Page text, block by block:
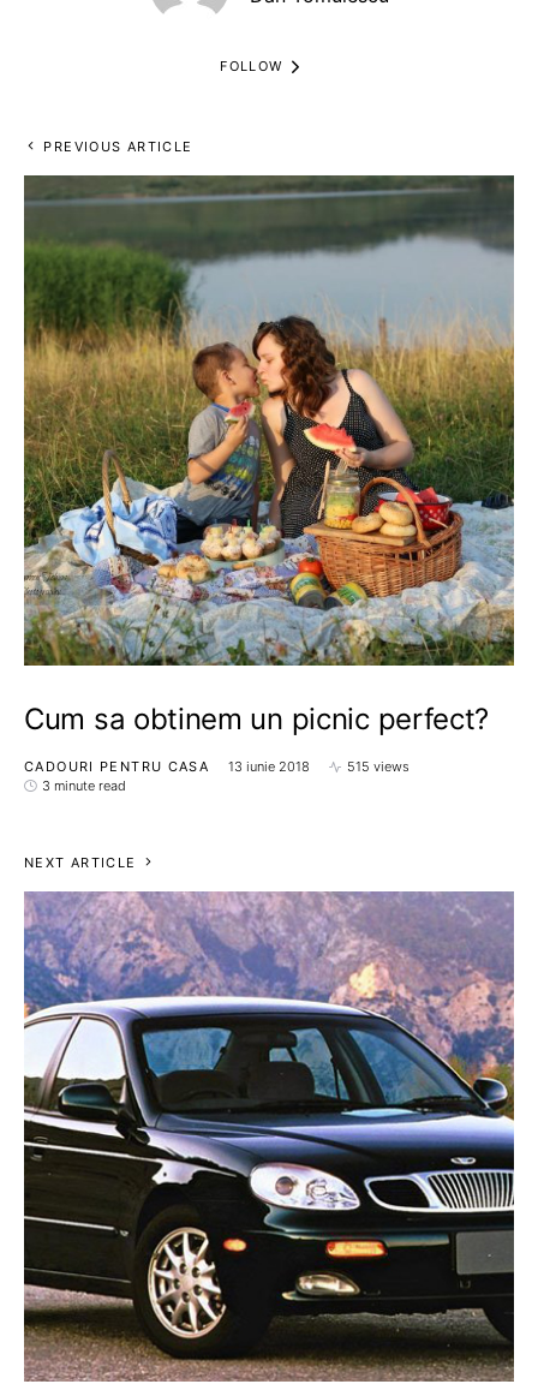
FOLLOW
PREVIOUS ARTICLE
Cum sa obtinem un picnic perfect?
CADOURI PENTRU CASA 13 iunie 2018
515 views
3 minute read
NEXT ARTICLE